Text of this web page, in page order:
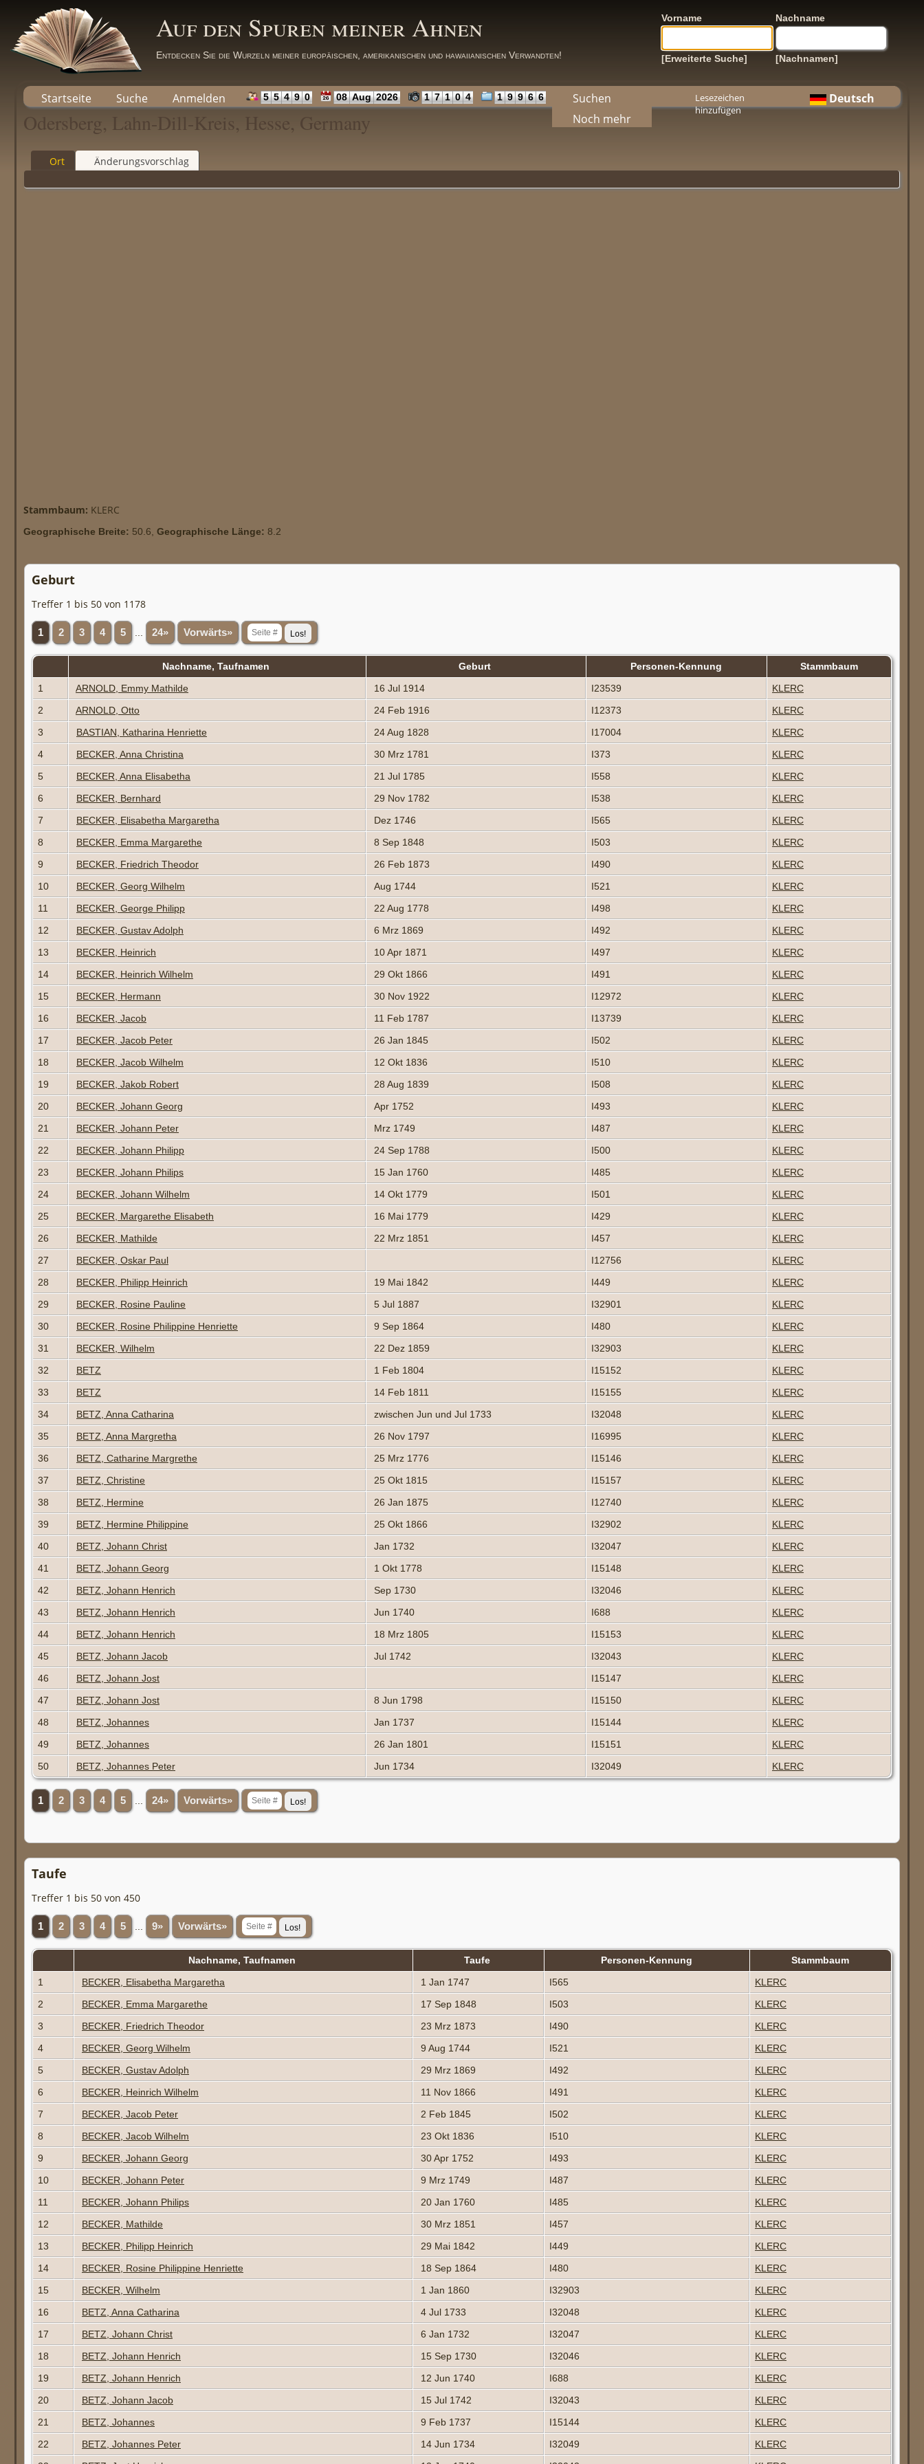
Auf den Spuren meiner Ahnen
Entdecken Sie die Wurzeln meiner europäischen, amerikanischen und hawaiianischen Verwandten!
Vorname Nachname
[Erweiterte Suche] [Nachnamen]
Startseite Suche Anmelden 5 5 4 9 0 08 Aug 2026 1 7 1 0 4 1 9 9 6 6
Suchen
Noch mehr
Lesezeichen
hinzufügen
Deutsch
Odersberg, Lahn-Dill-Kreis, Hesse, Germany
Ort Änderungsvorschlag
Stammbaum: KLERC
Geographische Breite: 50.6, Geographische Länge: 8.2
Geburt
Treffer 1 bis 50 von 1178
1 2 3 4 5 24» Vorwärts»
Nachname, Taufnamen Geburt Personen-Kennung
Stammbaum
1
ARNOLD, Emmy Mathilde 16 Jul 1914 I23539
KLERC
2
ARNOLD, Otto 24 Feb 1916 I12373
KLERC
3
BASTIAN, Katharina Henriette 24 Aug 1828 I17004
KLERC
4
BECKER, Anna Christina 30 Mrz 1781 I373
KLERC
5
BECKER, Anna Elisabetha 21 Jul 1785 I558
KLERC
6
BECKER, Bernhard 29 Nov 1782 I538
KLERC
7
BECKER, Elisabetha Margaretha Dez 1746 I565
KLERC
8
BECKER, Emma Margarethe 8 Sep 1848 I503
KLERC
9
BECKER, Friedrich Theodor 26 Feb 1873 I490
KLERC
10
BECKER, Georg Wilhelm Aug 1744 I521
KLERC
11
BECKER, George Philipp 22 Aug 1778 I498
KLERC
12
BECKER, Gustav Adolph 6 Mrz 1869 I492
KLERC
13
BECKER, Heinrich 10 Apr 1871 I497
KLERC
14
BECKER, Heinrich Wilhelm 29 Okt 1866 I491
KLERC
15
BECKER, Hermann 30 Nov 1922 I12972
KLERC
16
BECKER, Jacob 11 Feb 1787 I13739
KLERC
17
BECKER, Jacob Peter 26 Jan 1845 I502
KLERC
18
BECKER, Jacob Wilhelm 12 Okt 1836 I510
KLERC
19
BECKER, Jakob Robert 28 Aug 1839 I508
KLERC
20
BECKER, Johann Georg Apr 1752 I493
KLERC
21
BECKER, Johann Peter Mrz 1749 I487
KLERC
22
BECKER, Johann Philipp 24 Sep 1788 I500
KLERC
23
BECKER, Johann Philips 15 Jan 1760 I485
KLERC
24
BECKER, Johann Wilhelm 14 Okt 1779 I501
KLERC
25
BECKER, Margarethe Elisabeth 16 Mai 1779 I429
KLERC
26
BECKER, Mathilde 22 Mrz 1851 I457
KLERC
27
BECKER, Oskar Paul I12756
KLERC
28
BECKER, Philipp Heinrich 19 Mai 1842 I449
KLERC
29
BECKER, Rosine Pauline 5 Jul 1887 I32901
KLERC
30
BECKER, Rosine Philippine Henriette 9 Sep 1864 I480
KLERC
31
BECKER, Wilhelm 22 Dez 1859 I32903
KLERC
32
BETZ 1 Feb 1804 I15152
KLERC
33
BETZ 14 Feb 1811 I15155
KLERC
34
BETZ, Anna Catharina zwischen Jun und Jul 1733 I32048
KLERC
35
BETZ, Anna Margretha 26 Nov 1797 I16995
KLERC
36
BETZ, Catharine Margrethe 25 Mrz 1776 I15146
KLERC
37
BETZ, Christine 25 Okt 1815 I15157
KLERC
38
BETZ, Hermine 26 Jan 1875 I12740
KLERC
39
BETZ, Hermine Philippine 25 Okt 1866 I32902
KLERC
40
BETZ, Johann Christ Jan 1732 I32047
KLERC
41
BETZ, Johann Georg 1 Okt 1778 I15148
KLERC
42
BETZ, Johann Henrich Sep 1730 I32046
KLERC
43
BETZ, Johann Henrich Jun 1740 I688
KLERC
44
BETZ, Johann Henrich 18 Mrz 1805 I15153
KLERC
45
BETZ, Johann Jacob Jul 1742 I32043
KLERC
46
BETZ, Johann Jost I15147
KLERC
47
BETZ, Johann Jost 8 Jun 1798 I15150
KLERC
48
BETZ, Johannes Jan 1737 I15144
KLERC
49
BETZ, Johannes 26 Jan 1801 I15151
KLERC
50
BETZ, Johannes Peter Jun 1734 I32049 KLERC
1 2 3 4 5 24» Vorwärts»
Taufe
Treffer 1 bis 50 von 450
1 2 3 4 5 9» Vorwärts»
Nachname, Taufnamen Taufe Personen-Kennung
Stammbaum
1
BECKER, Elisabetha Margaretha 1 Jan 1747 I565
KLERC
2
BECKER, Emma Margarethe 17 Sep 1848 I503
KLERC
3
BECKER, Friedrich Theodor 23 Mrz 1873 I490
KLERC
4
BECKER, Georg Wilhelm 9 Aug 1744 I521
KLERC
5
BECKER, Gustav Adolph 29 Mrz 1869 I492
KLERC
6
BECKER, Heinrich Wilhelm 11 Nov 1866 I491
KLERC
7
BECKER, Jacob Peter 2 Feb 1845 I502
KLERC
8
BECKER, Jacob Wilhelm 23 Okt 1836 I510
KLERC
9
BECKER, Johann Georg 30 Apr 1752 I493
KLERC
10
BECKER, Johann Peter 9 Mrz 1749 I487
KLERC
11
BECKER, Johann Philips 20 Jan 1760 I485
KLERC
12
BECKER, Mathilde 30 Mrz 1851 I457
KLERC
13
BECKER, Philipp Heinrich 29 Mai 1842 I449
KLERC
14
BECKER, Rosine Philippine Henriette 18 Sep 1864 I480
KLERC
15
BECKER, Wilhelm 1 Jan 1860 I32903
KLERC
16
BETZ, Anna Catharina 4 Jul 1733 I32048
KLERC
17
BETZ, Johann Christ 6 Jan 1732 I32047
KLERC
18
BETZ, Johann Henrich 15 Sep 1730 I32046
KLERC
19
BETZ, Johann Henrich 12 Jun 1740 I688
KLERC
20
BETZ, Johann Jacob 15 Jul 1742 I32043
KLERC
21
BETZ, Johannes 9 Feb 1737 I15144
KLERC
22
BETZ, Johannes Peter 14 Jun 1734 I32049
KLERC